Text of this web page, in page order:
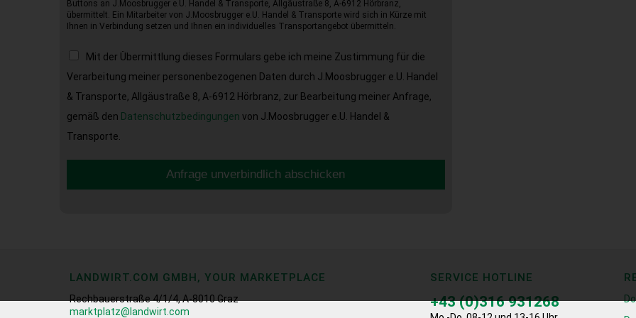
Buttons an J.Moosbrugger e.U. Handel & Transporte, Allgäustraße 8, A-6912 Hörbranz,
übermittelt. Ein Mitarbeiter von J.Moosbrugger e.U. Handel & Transporte wird sich in Kürze mit
Ihnen in Verbindung setzen und Ihnen ein individuelles Transportangebot übermitteln.
Mit der Übermittlung dieses Formulars gebe ich meine Zustimmung für die
Verarbeitung meiner personenbezogenen Daten durch J.Moosbrugger e.U. Handel
& Transporte, Allgäustraße 8, A-6912 Hörbranz, zur Bearbeitung meiner Anfrage,
gemäß den Datenschutzbedingungen von J.Moosbrugger e.U. Handel &
Transporte.
Anfrage unverbindlich abschicken
LANDWIRT.COM GMBH, YOUR MARKETPLACE
Rechbauerstraße 4/1/4, A-8010 Graz
marktplatz@landwirt.com
SERVICE HOTLINE
+43 (0)316 931268